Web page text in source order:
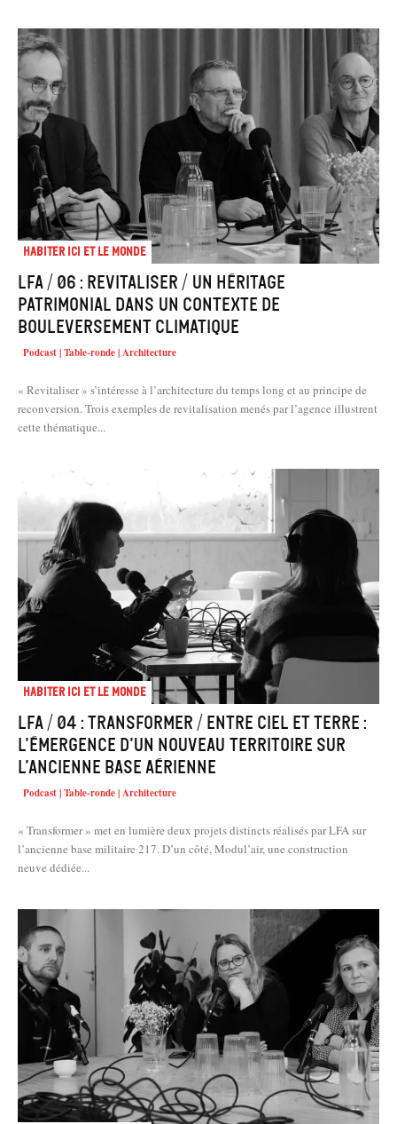
Habiter Ici et le Monde
LFA / 06 : Revitaliser / Un héritage
patrimonial dans un contexte de
bouleversement climatique
Podcast | Table-ronde | Architecture
« Revitaliser » s’intéresse à l’architecture du temps long et au principe de
recon­version. Trois exemples de revitalisation menés par l’agence illustrent
cette thématique...
Habiter Ici et le Monde
LFA / 04 : Transformer / Entre ciel et terre :
l’émergence d’un nouveau territoire sur
l’ancienne base aérienne
Podcast | Table-ronde | Architecture
« Transformer » met en lumière deux projets distincts réalisés par LFA sur
l’ancienne base militaire 217. D’un côté, Modul’air, une construction
neuve dédiée...